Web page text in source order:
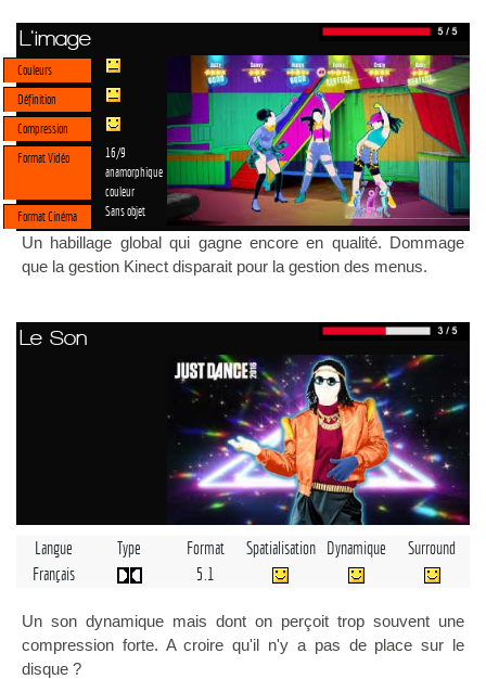
L'image
Couleurs
Définition
Compression
Format Vidéo
16/9
anamorphique
couleur
Format Cinéma
Sans objet
Un habillage global qui gagne encore en qualité. Dommage
que la gestion Kinect disparait pour la gestion des menus.
Le Son
Langue Type Format Spatialisation Dynamique
Surround
Français
5.1
Un son dynamique mais dont on perçoit trop souvent une
compression forte. A croire qu'il n'y a pas de place sur le
disque ?